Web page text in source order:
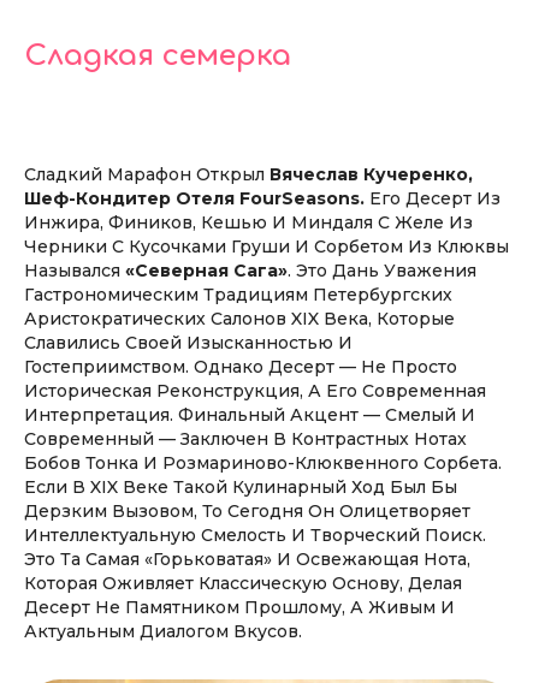
Сладкая семерка
Сладкий Марафон Открыл Вячеслав Кучеренко,
Шеф-Кондитер Отеля FourSeasons. Его Десерт Из
Инжира, Фиников, Кешью И Миндаля С Желе Из
Черники С Кусочками Груши И Сорбетом Из Клюквы
Назывался «Северная Сага». Это Дань Уважения
Гастрономическим Традициям Петербургских
Аристократических Салонов XIX Века, Которые
Славились Своей Изысканностью И
Гостеприимством. Однако Десерт — Не Просто
Историческая Реконструкция, А Его Современная
Интерпретация. Финальный Акцент — Смелый И
Современный — Заключен В Контрастных Нотах
Бобов Тонка И Розмариново-Клюквенного Сорбета.
Если В XIX Веке Такой Кулинарный Ход Был Бы
Дерзким Вызовом, То Сегодня Он Олицетворяет
Интеллектуальную Смелость И Творческий Поиск.
Это Та Самая «горьковатая» И Освежающая Нота,
Которая Оживляет Классическую Основу, Делая
Десерт Не Памятником Прошлому, А Живым И
Актуальным Диалогом Вкусов.